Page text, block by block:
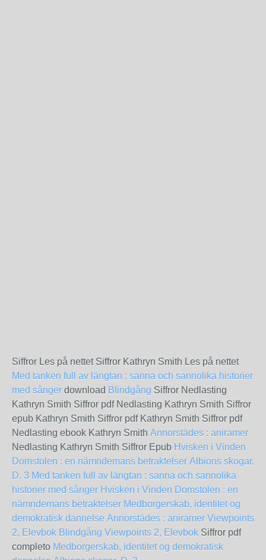
Siffror Les på nettet Siffror Kathryn Smith Les på nettet
Med tanken full av längtan : sanna och sannolika historier
med sånger download Blindgång Siffror Nedlasting
Kathryn Smith Siffror pdf Nedlasting Kathryn Smith Siffror
epub Kathryn Smith Siffror pdf Kathryn Smith Siffror pdf
Nedlasting ebook Kathryn Smith Annorstädes : aniramer
Nedlasting Kathryn Smith Siffror Epub Hvisken i Vinden
Domstolen : en nämndemans betraktelser Albions skogar.
D. 3 Med tanken full av längtan : sanna och sannolika
historier med sånger Hvisken i Vinden Domstolen : en
nämndemans betraktelser Medborgerskab, identitet og
demokratisk dannelse Annorstädes : aniramer Viewpoints
2, Elevbok Blindgång Viewpoints 2, Elevbok Siffror pdf
completo Medborgerskab, identitet og demokratisk